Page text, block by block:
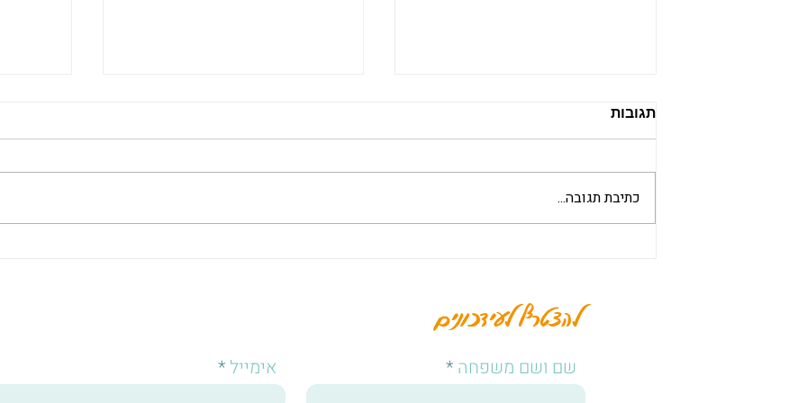
כשהכאב עצמו הוא גשר
הילד שייך להוריו לפני שהוא מבין את עצמו
פנימית מגובשת, יש לו קשר. הוא נולד
לתוך שדה שכבר קיים לפניו: הורים, אחים,
תגובות
כתיבת תגובה...
להצטרף לעידכונים
שם ושם משפחה אימייל